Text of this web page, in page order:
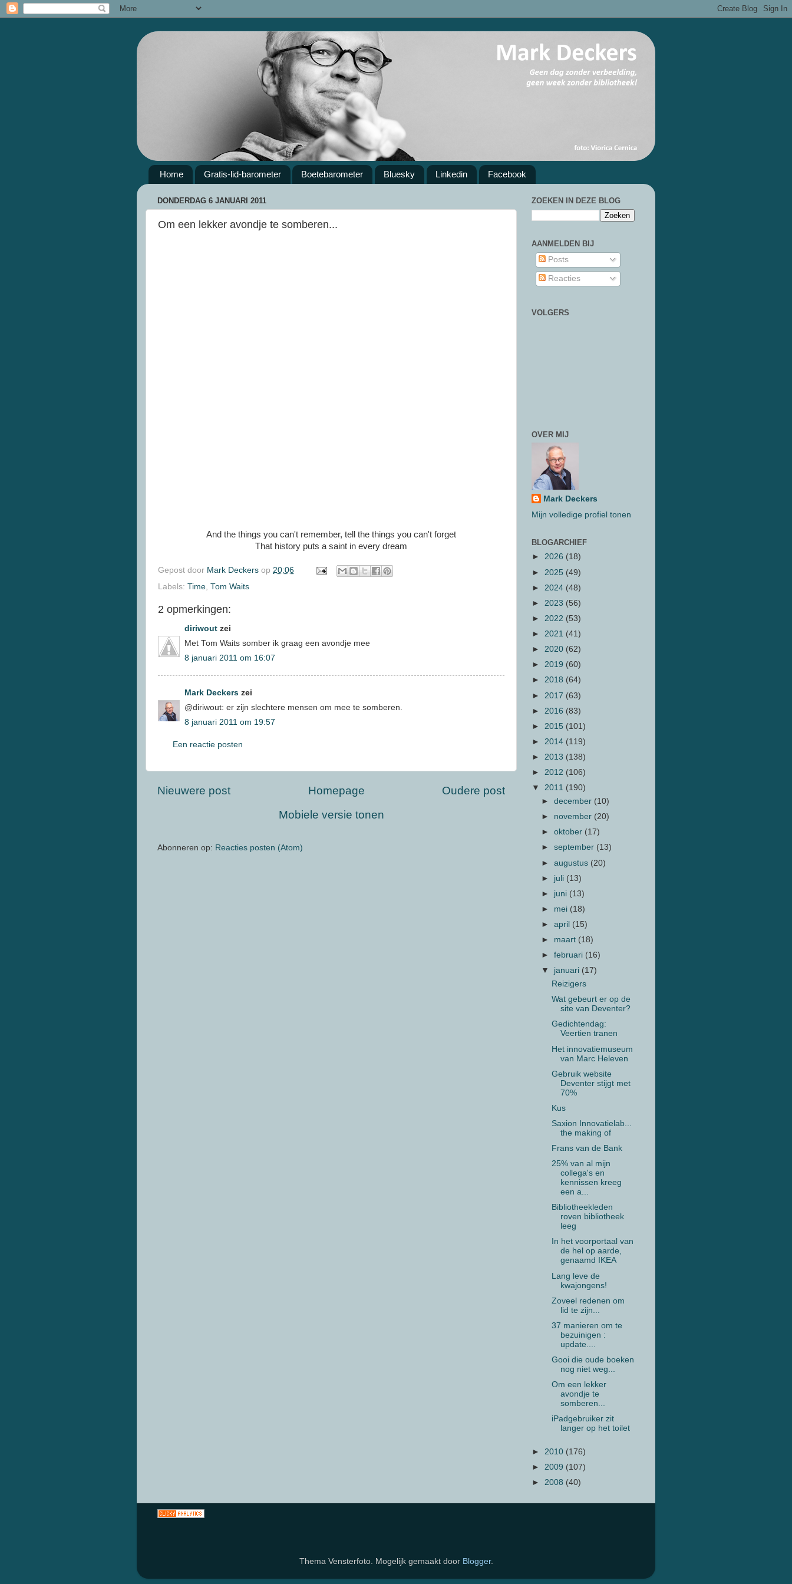
Home Gratis-lid-barometer Boetebarometer Bluesky Linkedin Facebook
DONDERDAG 6 JANUARI 2011
Om een lekker avondje te somberen...
And the things you can't remember, tell the things you can't forget
That history puts a saint in every dream
Gepost door Mark Deckers op 20:06
Labels: Time Tom Waits
2 opmerkingen:
diriwout zei
Met Tom Waits somber ik graag een avondje mee
8 januari 2011 om 16:07
Mark Deckers zei
@diriwout: er zijn slechtere mensen om mee te somberen.
8 januari 2011 om 19:57
Een reactie posten
Nieuwere post Oudere post
Homepage
Mobiele versie tonen
Abonneren op: Reacties posten (Atom)
ZOEKEN IN DEZE BLOG
AANMELDEN BIJ
Posts
Reacties
VOLGERS
OVER MIJ
Mark Deckers
Mijn volledige profiel tonen
BLOGARCHIEF
► 2026 (18)
► 2025 (49)
► 2024 (48)
► 2023 (56)
► 2022 (53)
► 2021 (41)
► 2020 (62)
► 2019 (60)
► 2018 (64)
► 2017 (63)
► 2016 (83)
► 2015 (101)
► 2014 (119)
► 2013 (138)
► 2012 (106)
▼ 2011 (190)
►december (10)
► november (20)
►oktober (17)
►september (13)
►augustus (20)
► juli (13)
► juni (13)
► mei (18)
►april (15)
► maart (18)
►februari (16)
▼ januari (17)
Reizigers
Wat gebeurt er op de
site van Deventer?
Gedichtendag:
Veertien tranen
Het innovatiemuseum
van Marc Heleven
Gebruik website
Deventer stijgt met
70%
Kus
Saxion Innovatielab...
the making of
Frans van de Bank
25% van al mijn
collega's en
kennissen kreeg
een a...
Bibliotheekleden
roven bibliotheek
leeg
In het voorportaal van
de hel op aarde,
genaamd IKEA
Lang leve de
kwajongens!
Zoveel redenen om
lid te zijn...
37 manieren om te
bezuinigen :
update....
Gooi die oude boeken
nog niet weg...
Om een lekker
avondje te
somberen...
iPadgebruiker zit
langer op het toilet
► 2010 (176)
► 2009 (107)
► 2008 (40)
Thema Vensterfoto. Mogelijk gemaakt door Blogger.